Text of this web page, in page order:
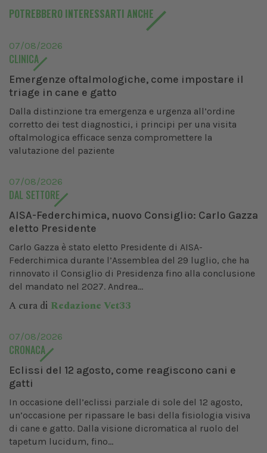
POTREBBERO INTERESSARTI ANCHE
07/08/2026
CLINICA
Emergenze oftalmologiche, come impostare il
triage in cane e gatto
Dalla distinzione tra emergenza e urgenza all’ordine
corretto dei test diagnostici, i principi per una visita
oftalmologica efficace senza compromettere la
valutazione del paziente
07/08/2026
DAL SETTORE
AISA-Federchimica, nuovo Consiglio: Carlo Gazza
eletto Presidente
Carlo Gazza è stato eletto Presidente di AISA-
Federchimica durante l’Assemblea del 29 luglio, che ha
rinnovato il Consiglio di Presidenza fino alla conclusione
del mandato nel 2027. Andrea...
A cura di Redazione Vet33
07/08/2026
CRONACA
Eclissi del 12 agosto, come reagiscono cani e
gatti
In occasione dell’eclissi parziale di sole del 12 agosto,
un’occasione per ripassare le basi della fisiologia visiva
di cane e gatto. Dalla visione dicromatica al ruolo del
tapetum lucidum, fino...